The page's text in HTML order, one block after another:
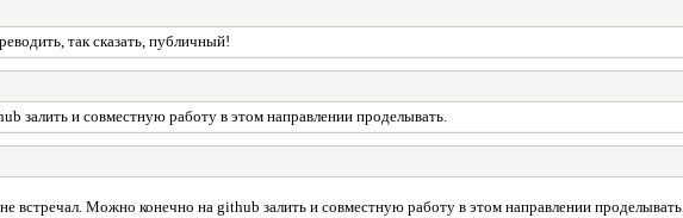
так сказать, публичный!
залить и совместную работу в этом направлении проделывать.
встречал. Можно конечно на github залить и совместную работу в этом направлении проделывать.